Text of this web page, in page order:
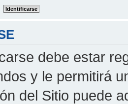
debe estar
y le permitirá
del Sitio puede